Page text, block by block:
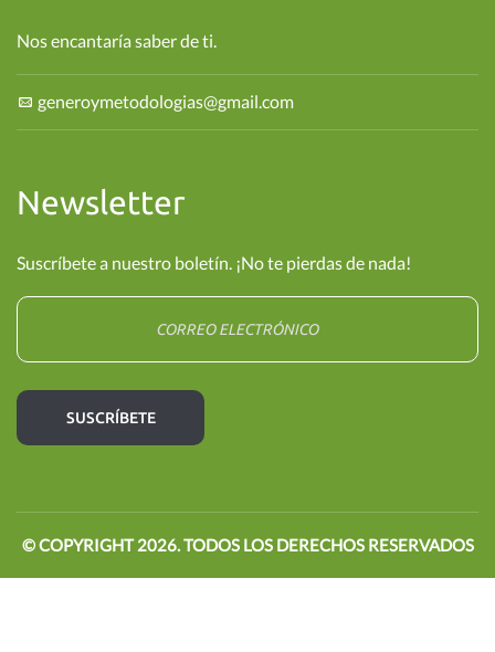
Nos encantaría saber de ti.
generoymetodologias@gmail.com
Newsletter
Suscríbete a nuestro boletín. ¡No te pierdas de nada!
© COPYRIGHT2026. TODOS LOS DERECHOS RESERVADOS